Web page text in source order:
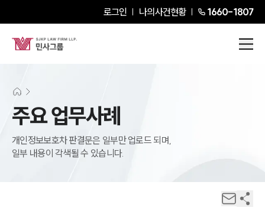
로그인 나의사건현황 1660-1807
주요 업무사례
개인정보보호차 판결문은 일부만 업로드 되며,
일부 내용이 각색될 수 있습니다.